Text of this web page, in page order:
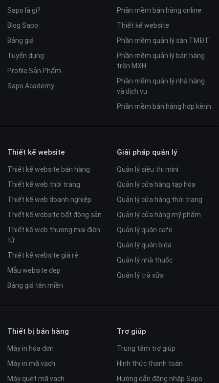
Sapo là gì?
Blog Sapo
Bảng giá
Tuyển dụng
Profile Sản Phẩm
Sapo Academy
Phần mềm bán hàng online
Thiết kế website
Phần mềm quản lý sàn TMĐT
Phần mềm quản lý bán hàng
trên MXH
Phần mềm quản lý nhà hàng
và dịch vụ
Phần mềm bán hàng hợp kênh
Thiết kế website
Thiết kế website bán hàng
Thiết kế web thời trang
Thiết kế web doanh nghiệp
Thiết kế website bất động sản
Thiết kế web thương mại điện
tử
Thiết kế website giá rẻ
Mẫu website đẹp
Bảng giá tên miền
Giải pháp quản lý
Quản lý siêu thị mini
Quản lý cửa hàng tạp hóa
Quản lý cửa hàng thời trang
Quản lý cửa hàng mỹ phẩm
Quản lý quán cafe
Quản lý quán bida
Quản lý nhà thuốc
Quản lý trà sữa
Thiết bị bán hàng
Máy in hóa đơn
Máy in mã vạch
Máy quét mã vạch
Trợ giúp
Trung tâm trợ giúp
Hình thức thanh toán
Hướng dẫn đăng nhập Sapo